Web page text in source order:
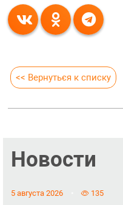
<< Вернуться к списку
Новости
5 августа 2026 135